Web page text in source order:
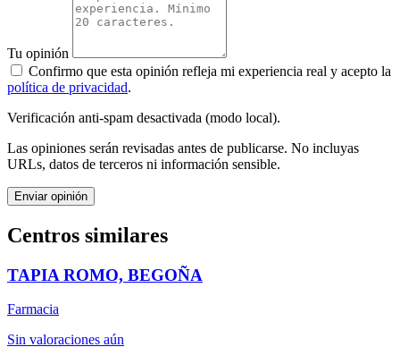
Tu opinión
Confirmo que esta opinión refleja mi experiencia real y acepto la
política de privacidad.
Verificación anti-spam desactivada (modo local).
Las opiniones serán revisadas antes de publicarse. No incluyas
URLs, datos de terceros ni información sensible.
Enviar opinión
Centros similares
TAPIA ROMO, BEGOÑA
Farmacia
Sin valoraciones aún